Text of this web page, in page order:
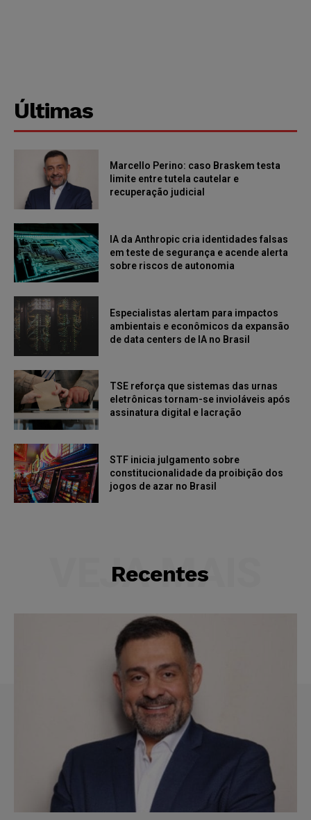
Últimas
Marcello Perino: caso Braskem testa
limite entre tutela cautelar e
recuperação judicial
IA da Anthropic cria identidades falsas
em teste de segurança e acende alerta
sobre riscos de autonomia
Especialistas alertam para impactos
ambientais e econômicos da expansão
de data centers de IA no Brasil
TSE reforça que sistemas das urnas
eletrônicas tornam-se invioláveis após
assinatura digital e lacração
STF inicia julgamento sobre
constitucionalidade da proibição dos
jogos de azar no Brasil
Recentes
VEJA MAIS